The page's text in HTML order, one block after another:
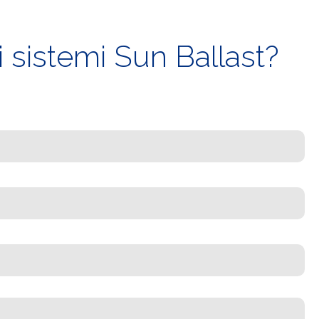
Sun Ballast?